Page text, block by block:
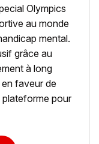
Olympics
au monde
mental.
grâce au
à long
faveur de
plateforme pour